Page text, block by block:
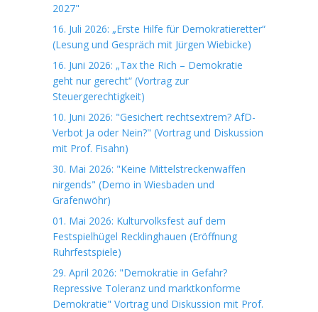
2027"
16. Juli 2026: „Erste Hilfe für Demokratieretter“
(Lesung und Gespräch mit Jürgen Wiebicke)
16. Juni 2026: „Tax the Rich – Demokratie
geht nur gerecht“ (Vortrag zur
Steuergerechtigkeit)
10. Juni 2026: "Gesichert rechtsextrem? AfD-
Verbot Ja oder Nein?" (Vortrag und Diskussion
mit Prof. Fisahn)
30. Mai 2026: "Keine Mittelstreckenwaffen
nirgends" (Demo in Wiesbaden und
Grafenwöhr)
01. Mai 2026: Kulturvolksfest auf dem
Festspielhügel Recklinghauen (Eröffnung
Ruhrfestspiele)
29. April 2026: "Demokratie in Gefahr?
Repressive Toleranz und marktkonforme
Demokratie" Vortrag und Diskussion mit Prof.